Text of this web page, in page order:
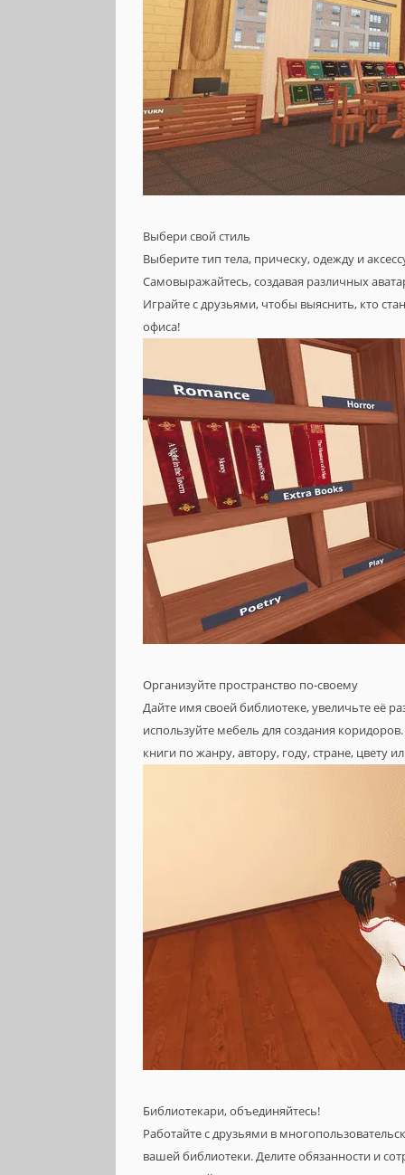
Выбери свой стиль
Выберите тип тела, прическу, одежду и
Самовыражайтесь, создавая различных
Играйте с друзьями, чтобы выяснить, кто
офиса!
Организуйте пространство по-своему
Дайте имя своей библиотеке, увеличьте её
используйте мебель для создания
книги по жанру, автору, году, стране,
Библиотекари, объединяйтесь!
Работайте с друзьями в
вашей библиотеки. Делите обязанности и